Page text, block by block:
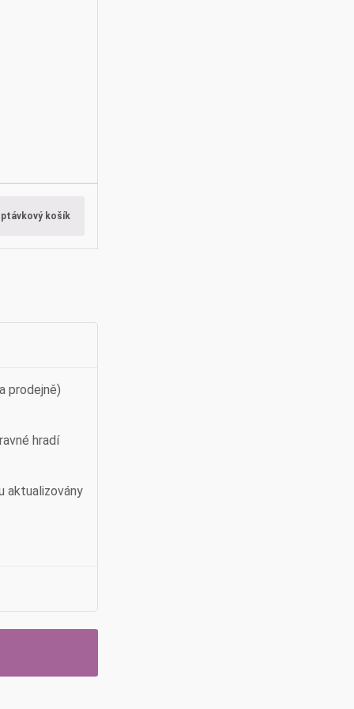
košík
prodejně)
hradí
aktualizovány